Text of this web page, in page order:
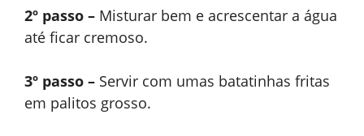
2º passo – Misturar bem e acrescentar a água
até ficar cremoso.
3º passo – Servir com umas batatinhas fritas
em palitos grosso.